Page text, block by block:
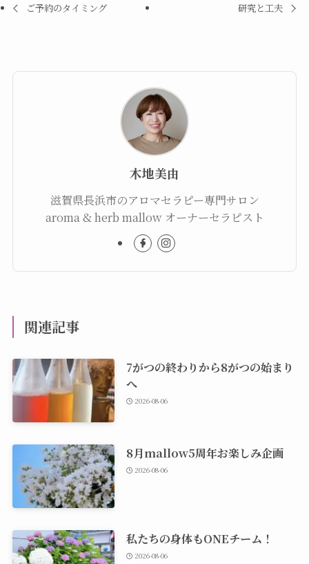
ご予約のタイミング 研究と工夫
木地美由
滋賀県長浜市のアロマセラピー専門サロン
aroma & herb mallow オーナーセラピスト
関連記事
7がつの終わりから8がつの始まり
へ
2026-08-06
8月mallow5周年お楽しみ企画
2026-08-06
私たちの身体もONEチーム！
2026-08-06